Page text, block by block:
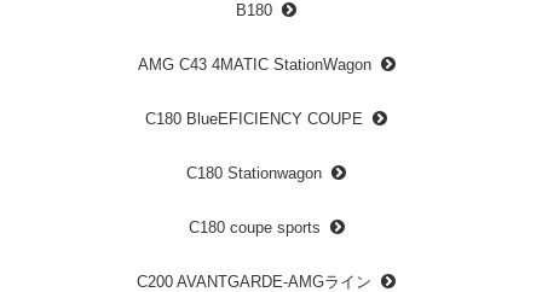
B180
AMG C43 4MATIC StationWagon
C180 BlueEFICIENCY COUPE
C180 Stationwagon
C180 coupe sports
C200 AVANTGARDE-AMGライン